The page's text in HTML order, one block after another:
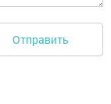
Отправить